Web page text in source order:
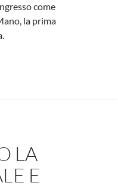
come
la prima
del “Campionato della
LA
E